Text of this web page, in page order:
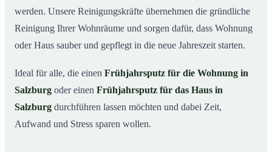
werden. Unsere Reinigungskräfte übernehmen die gründliche
Reinigung Ihrer Wohnräume und sorgen dafür, dass Wohnung
oder Haus sauber und gepflegt in die neue Jahreszeit starten.
Ideal für alle, die einen Frühjahrsputz für die Wohnung in
Salzburg oder einen Frühjahrsputz für das Haus in
Salzburg durchführen lassen möchten und dabei Zeit,
Aufwand und Stress sparen wollen.